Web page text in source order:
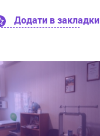
Додати в закладки